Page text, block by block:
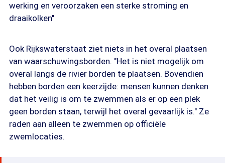
werking en veroorzaken een sterke stroming en
draaikolken"
Ook Rijkswaterstaat ziet niets in het overal plaatsen
van waarschuwingsborden. "Het is niet mogelijk om
overal langs de rivier borden te plaatsen. Bovendien
hebben borden een keerzijde: mensen kunnen denken
dat het veilig is om te zwemmen als er op een plek
geen borden staan, terwijl het overal gevaarlijk is." Ze
raden aan alleen te zwemmen op officiële
zwemlocaties.